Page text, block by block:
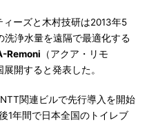
ーズと木村技研は2013年5
洗浄水量を遠隔で最適化する
Remoni （アクア・リモ
開すると発表した。
関連ビルで先行導入を開始
1年間で日本全国のトイレブ